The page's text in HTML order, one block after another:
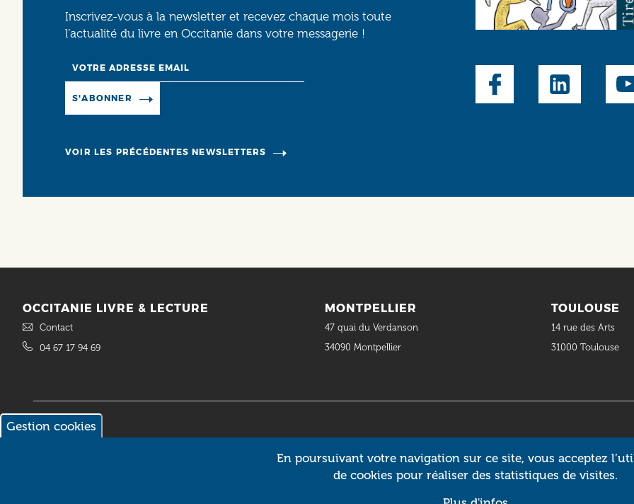
Inscrivez-vous à la newsletter et recevez chaque mois toute
l’actualité du livre en Occitanie dans votre messagerie !
S'ABONNER
VOIR LES PRÉCÉDENTES NEWSLETTERS
Social
OCCITANIE LIVRE & LECTURE
Contact
04 67 17 94 69
MONTPELLIER
47 quai du Verdanson
34090 Montpellier
TOULOUSE
14 rue des Arts
31000 Toulouse
Intuitiv Interactive
Gestion cookies
En poursuivant votre navigation sur ce site, vous acceptez
de cookies pour réaliser des statistiques de visites.